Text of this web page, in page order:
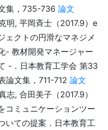
集，735-736 論文
明, 平岡斉士（2017.9）e
ェクトの円滑なマネジメ
- 教材開発マネージャー
-．日本教育工学会 第33
論文集，711-712 論文
志, 合田美子（2017.9）
コミュニケーションツー
いての提案．日本教育工